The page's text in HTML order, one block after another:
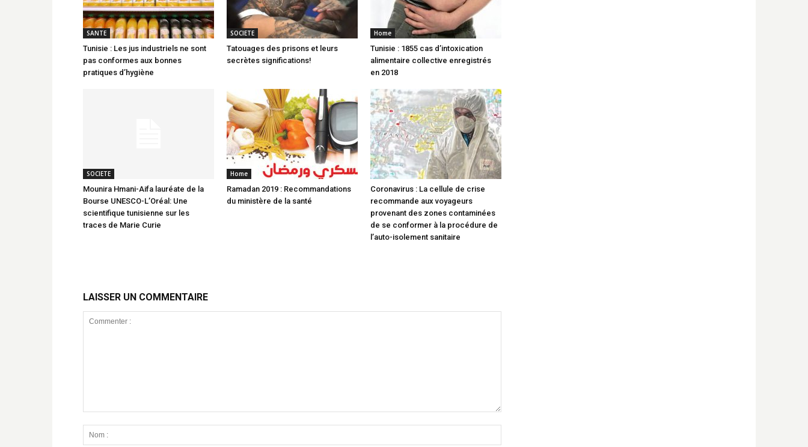
SANTE
Tunisie : Les jus industriels ne sont
pas conformes aux bonnes
pratiques d’hygiène
SOCIETE
Tatouages des prisons et leurs
secrètes significations!
Home
Tunisie : 1855 cas d’intoxication
alimentaire collective enregistrés
en 2018
SOCIETE
Mounira Hmani-Aifa lauréate de la
Bourse UNESCO-L’Oréal: Une
scientifique tunisienne sur les
traces de Marie Curie
Home
Ramadan 2019 : Recommandations
du ministère de la santé
Coronavirus : La cellule de crise
recommande aux voyageurs
provenant des zones contaminées
de se conformer à la procédure de
l’auto-isolement sanitaire
LAISSER UN COMMENTAIRE